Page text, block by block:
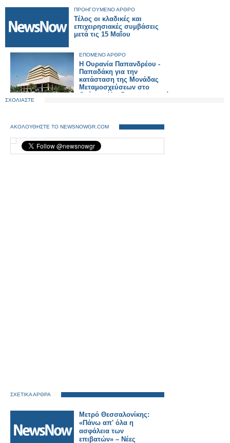
ΠΡΟΗΓΟΥΜΕΝΟ ΑΡΘΡΟ
Τέλος οι κλαδικές και
επιχειρησιακές συμβάσεις
μετά τις 15 Μαΐου
ΕΠΟΜΕΝΟ ΑΡΘΡΟ
Η Ουρανία Παπανδρέου -
Παπαδάκη για την
κατάσταση της Μονάδας
Μεταμοσχεύσεων στο
Ωνάσειο Καρδιοχειρουργικό
ΣΧΟΛΙΑΣΤΕ
ΑΚΟΛΟΥΘΗΣΤΕ ΤΟ NEWSNOWGR.COM
ΣΧΕΤΙΚΑ ΑΡΘΡΑ
Μετρό Θεσσαλονίκης:
«Πάνω απ' όλα η
ασφάλεια των
επιβατών» – Νέες